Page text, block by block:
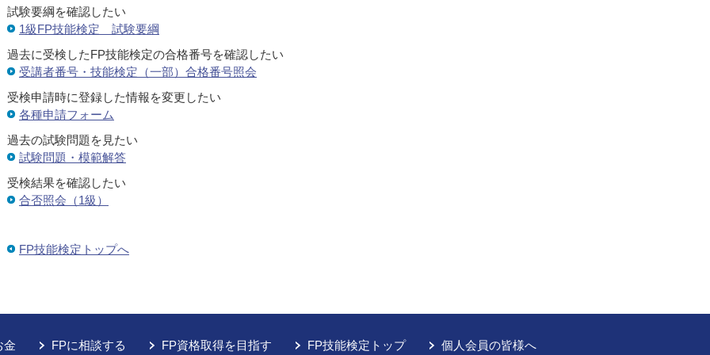
試験要綱を確認したい
1級FP技能検定 試験要綱
過去に受検したFP技能検定の合格番号を確認したい
受講者番号・技能検定（一部）合格番号照会
受検申請時に登録した情報を変更したい
各種申請フォーム
過去の試験問題を見たい
試験問題・模範解答
受検結果を確認したい
合否照会（1級）
FP技能検定トップへ
金 FPに相談する FP資格取得を目指す FP技能検定トップ 個人会員の皆様へ